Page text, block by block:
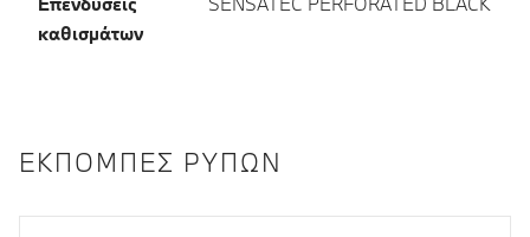
καθισμάτων
ΕΚΠΟΜΠΈΣ ΡΎΠΩΝ